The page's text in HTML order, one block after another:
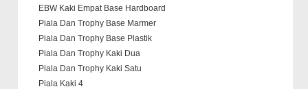
EBW Kaki Empat Base Hardboard
Piala Dan Trophy Base Marmer
Piala Dan Trophy Base Plastik
Piala Dan Trophy Kaki Dua
Piala Dan Trophy Kaki Satu
Piala Kaki 4